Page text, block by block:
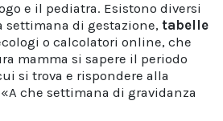
e il pediatra. Esistono diversi
settimana di gestazione, tabelle
o calcolatori online, che
mamma si sapere il periodo
si trova e rispondere alla
che settimana di gravidanza